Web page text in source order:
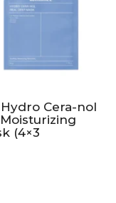
Cera-nol
(4×3